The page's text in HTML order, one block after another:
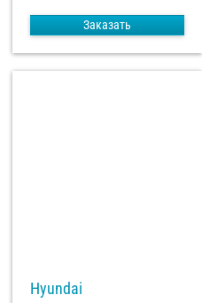
Заказать
Hyundai